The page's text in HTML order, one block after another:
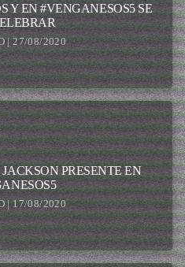
Y EN #VENGANESOS5 SE
| 27/08/2020
PRESENTE EN
| 17/08/2020